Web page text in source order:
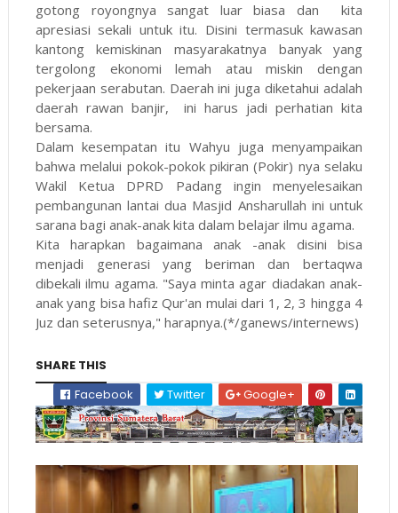
gotong royongnya sangat luar biasa dan kita
apresiasi sekali untuk itu. Disini termasuk kawasan
kantong kemiskinan masyarakatnya banyak yang
tergolong ekonomi lemah atau miskin dengan
pekerjaan serabutan. Daerah ini juga diketahui adalah
daerah rawan banjir, ini harus jadi perhatian kita
bersama.
Dalam kesempatan itu Wahyu juga menyampaikan
bahwa melalui pokok-pokok pikiran (Pokir) nya selaku
Wakil Ketua DPRD Padang ingin menyelesaikan
pembangunan lantai dua Masjid Ansharullah ini untuk
sarana bagi anak-anak kita dalam belajar ilmu agama.
Kita harapkan bagaimana anak -anak disini bisa
menjadi generasi yang beriman dan bertaqwa
dibekali ilmu agama. "Saya minta agar diadakan anak-
anak yang bisa hafiz Qur'an mulai dari 1, 2, 3 hingga 4
Juz dan seterusnya," harapnya.(*/ganews/internews)
SHARE THIS
Facebook
Twitter Google+